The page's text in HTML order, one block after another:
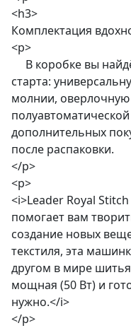
<h3>
Комплектация
<p>
В коробке вы
старта:
молнии, оверлочную
дополнительных
после распаковки.
</p>
<p>
<i>Leader Royal
помогает вам
создание новых
текстиля, эта
другом в мире
мощная (50 Вт) и
нужно.</i>
</p>